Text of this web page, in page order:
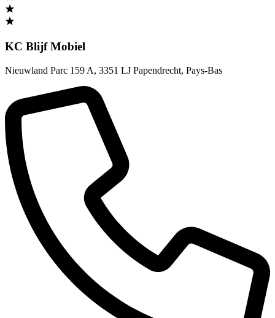
KC Blijf Mobiel
Nieuwland Parc 159 A, 3351 LJ Papendrecht, Pays-Bas